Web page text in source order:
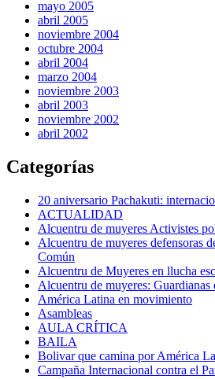
mayo 2005
abril 2005
noviembre 2004
octubre 2004
abril 2004
marzo 2004
noviembre 2003
abril 2003
noviembre 2002
abril 2002
Categorías
20 aniversario Pachakuti:
ACTUALIDAD
Alcuentru de muyeres Activistes
Alcuentru de muyeres defensoras
Común
Alcuentru de Muyeres en llucha
Alcuentru de muyeres: Guardianas
América Latina en movimiento
Asambleas
AULA CRÍTICA
BAILA
Bolivar que camina por América
Campaña Internacional contra el